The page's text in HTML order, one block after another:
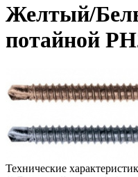
Желтый/
потайной
Технические